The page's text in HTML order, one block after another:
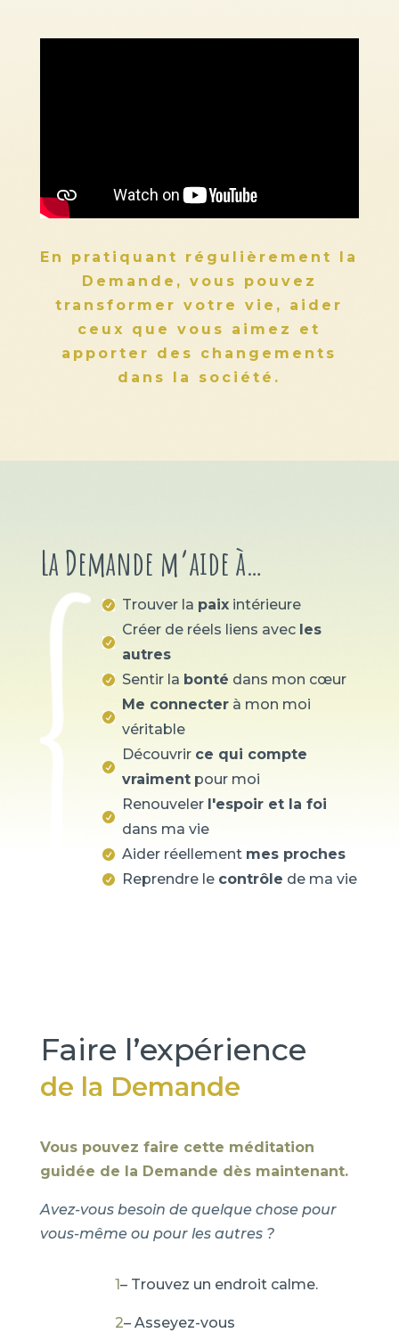
En pratiquant régulièrement la
Demande, vous pouvez
transformer votre vie, aider
ceux que vous aimez et
apporter des changements
dans la société.
La Demande m’aide à…
 Trouver la paixintérieure

Créer de réels liens avec les
autres
 Sentir la bonté dans mon cœur

Me connecterà mon moi
véritable

Découvrir ce qui compte
vraimentpour moi

Renouveler l'espoir et la foi
dans ma vie
 Aider réellement mes proches
 Reprendre le contrôle de ma vie
Faire l’expérience
de la Demande
Vous pouvez faire cette méditation
guidée de la Demande dès maintenant.
Avez-vous besoin de quelque chose pour
vous-même ou pour les autres ?
1– Trouvez un endroit calme.
2– Asseyez-vous